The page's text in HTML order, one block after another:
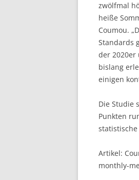
zwölfmal
heiße
Coumou.
Standards
der 2020er
bislang
einigen
Die Studie
Punkten
Artikel:
monthly-